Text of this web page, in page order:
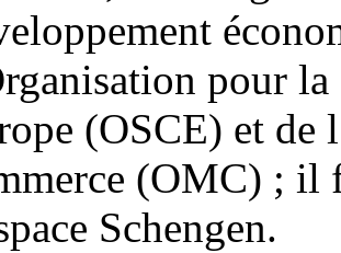
pour
(OSCE) et de
(OMC) ; il
Schengen.